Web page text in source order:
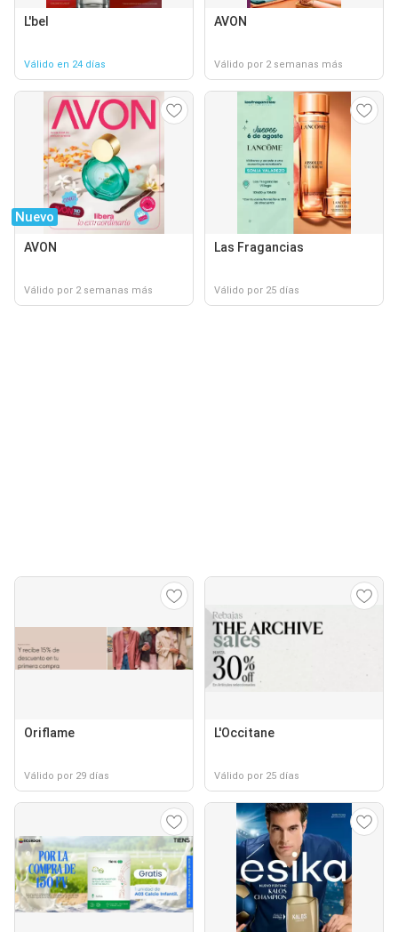
L'bel
Válido en 24 días
AVON
Válido por 2 semanas más
Nuevo
AVON
Válido por 2 semanas más
Las Fragancias
Válido por 25 días
Oriflame
Válido por 29 días
L'Occitane
Válido por 25 días